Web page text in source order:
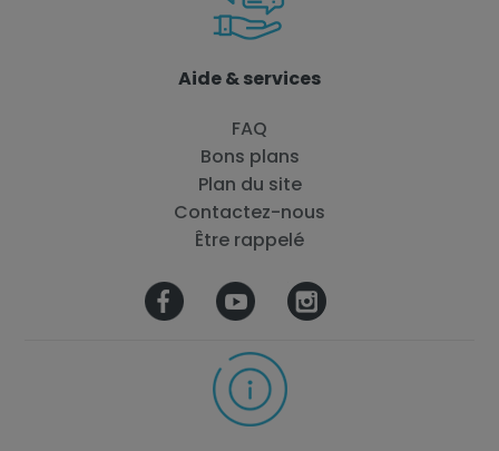
Aide & services
FAQ
Bons plans
Plan du site
Contactez-nous
Être rappelé